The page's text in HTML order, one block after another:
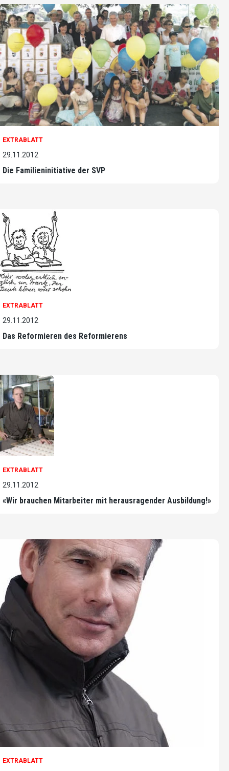
EXTRABLATT
29.11.2012
Die Familieninitiative der SVP
EXTRABLATT
29.11.2012
Das Reformieren des Reformierens
EXTRABLATT
29.11.2012
«Wir brauchen Mitarbeiter mit herausragender Ausbildung!»
EXTRABLATT